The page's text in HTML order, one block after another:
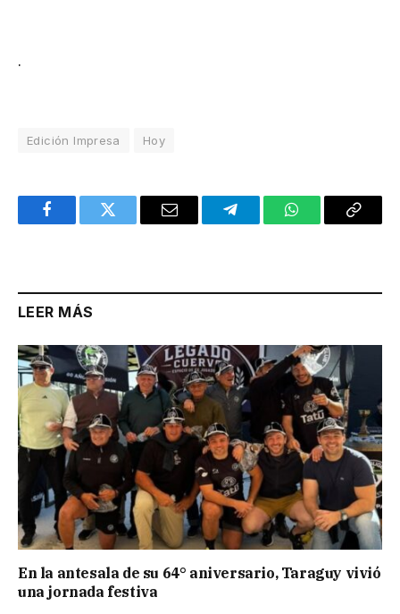
.
Edición Impresa Hoy
FacebookTwitter Email TelegramWhatsAppCopy
LEER MÁS
En la antesala de su 64° aniversario, Taraguy vivió
una jornada festiva